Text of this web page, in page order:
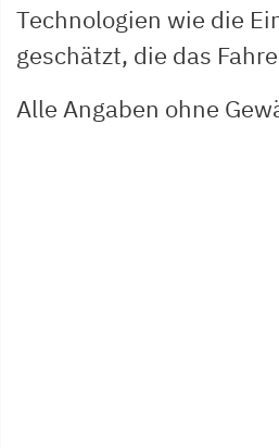
Technologien wie die
geschätzt, die das
Alle Angaben ohne